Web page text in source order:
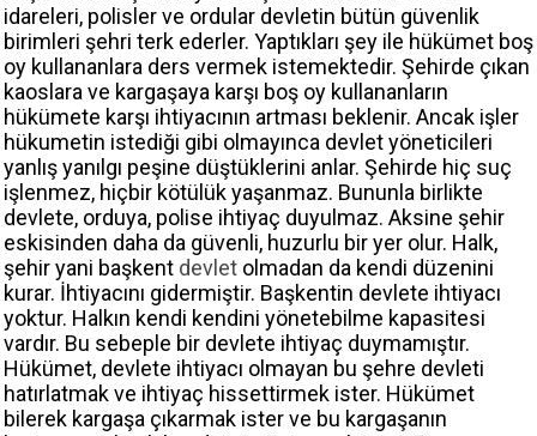
idareleri, polisler ve ordular devletin bütün güvenlik
birimleri şehri terk ederler. Yaptıkları şey ile hükümet boş
oy kullananlara ders vermek istemektedir. Şehirde çıkan
kaoslara ve kargaşaya karşı boş oy kullananların
hükümete karşı ihtiyacının artması beklenir. Ancak işler
hükumetin istediği gibi olmayınca devlet yöneticileri
yanlış yanılgı peşine düştüklerini anlar. Şehirde hiç suç
işlenmez, hiçbir kötülük yaşanmaz. Bununla birlikte
devlete, orduya, polise ihtiyaç duyulmaz. Aksine şehir
eskisinden daha da güvenli, huzurlu bir yer olur. Halk,
şehir yani başkent devlet olmadan da kendi düzenini
kurar. İhtiyacını gidermiştir. Başkentin devlete ihtiyacı
yoktur. Halkın kendi kendini yönetebilme kapasitesi
vardır. Bu sebeple bir devlete ihtiyaç duymamıştır.
Hükümet, devlete ihtiyacı olmayan bu şehre devleti
hatırlatmak ve ihtiyaç hissettirmek ister. Hükümet
bilerek kargaşa çıkarmak ister ve bu kargaşanın